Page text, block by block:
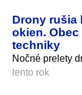
Drony rušia
okien.
techniky
Nočné prelety
tento rok